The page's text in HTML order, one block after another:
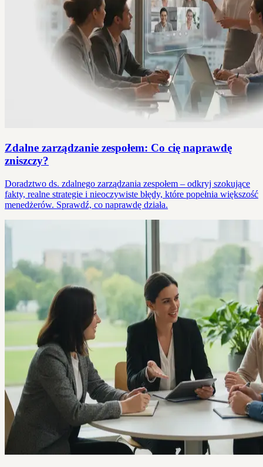
Zdalne zarządzanie zespołem: Co cię naprawdę
zniszczy?
Doradztwo ds. zdalnego zarządzania zespołem – odkryj szokujące
fakty, realne strategie i nieoczywiste błędy, które popełnia większość
menedżerów. Sprawdź, co naprawdę działa.